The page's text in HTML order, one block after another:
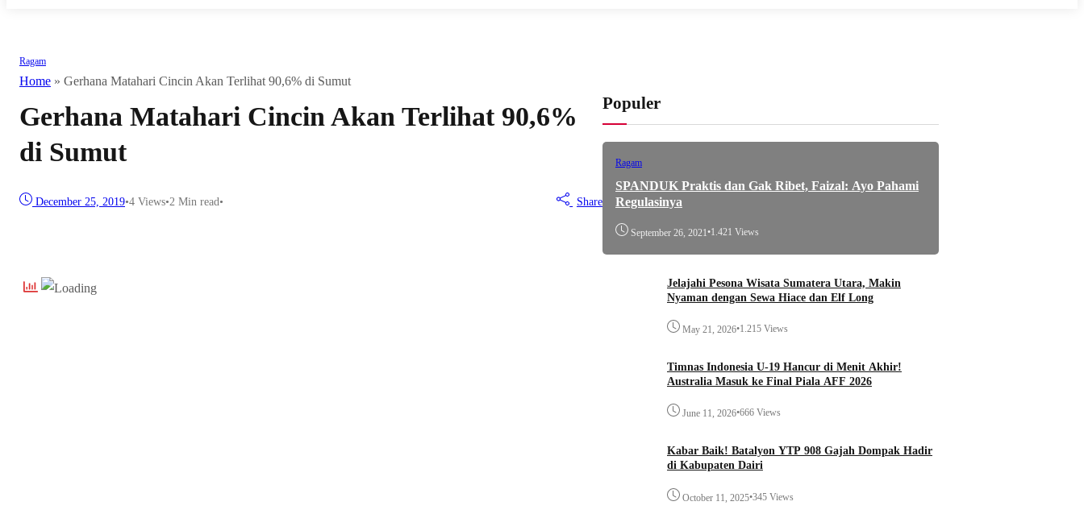
Ragam
Home » Gerhana Matahari Cincin Akan Terlihat 90,6% di Sumut
Gerhana Matahari Cincin Akan Terlihat 90,6%
di Sumut
December 25, 2019•4 Views•2 Min read• Share
Populer
Ragam
SPANDUK Praktis dan Gak Ribet, Faizal: Ayo Pahami
Regulasinya
September 26, 2021•1.421 Views
Jelajahi Pesona Wisata Sumatera Utara, Makin
Nyaman dengan Sewa Hiace dan Elf Long
May 21, 2026•1.215 Views
Timnas Indonesia U-19 Hancur di Menit Akhir!
Australia Masuk ke Final Piala AFF 2026
June 11, 2026•666 Views
Kabar Baik! Batalyon YTP 908 Gajah Dompak Hadir
di Kabupaten Dairi
October 11, 2025•345 Views